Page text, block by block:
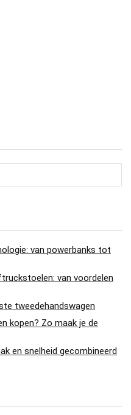
van powerbanks tot
van voordelen
tweedehandswagen
kopen? Zo maak je de
en snelheid gecombineerd